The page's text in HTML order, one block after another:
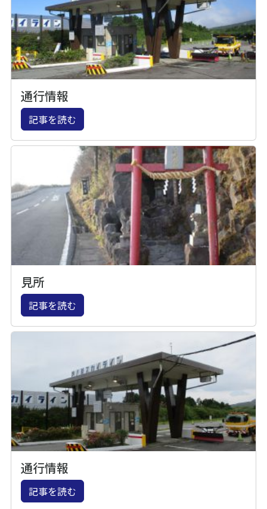
通行情報
記事を読む
見所
記事を読む
通行情報
記事を読む